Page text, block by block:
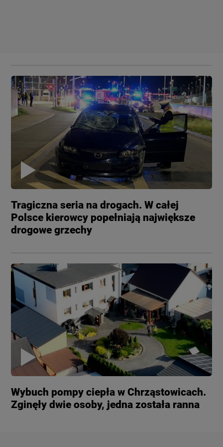
Tragiczna seria na drogach. W całej
Polsce kierowcy popełniają największe
drogowe grzechy
Wybuch pompy ciepła w Chrząstowicach.
Zginęły dwie osoby, jedna została ranna